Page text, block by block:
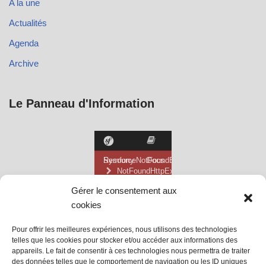
Gérer le consentement aux
cookies
Pour offrir les meilleures expériences, nous utilisons des technologies
telles que les cookies pour stocker et/ou accéder aux informations des
appareils. Le fait de consentir à ces technologies nous permettra de traiter
des données telles que le comportement de navigation ou les ID uniques
A la une
Actualités
Agenda
Archive
Le Panneau d'Information